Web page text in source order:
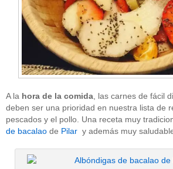
A la hora de la comida , las carnes de fácil
deben ser una prioridad en nuestra lista de
pescados y el pollo. Una receta muy
de bacalao de Pilar y además muy